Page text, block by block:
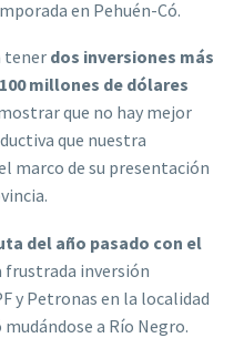
en Pehuén-Có.
tener dos inversiones más
millones de dólares
que no hay mejor
que nuestra
marco de su presentación
del año pasado con el
frustrada inversión
y Petronas en la localidad
a Río Negro.